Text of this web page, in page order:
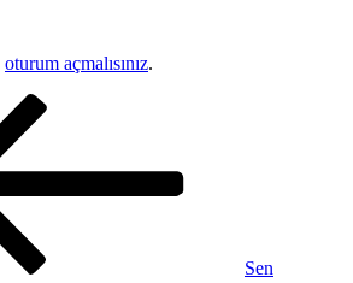
oturum açmalısınız.
Sen